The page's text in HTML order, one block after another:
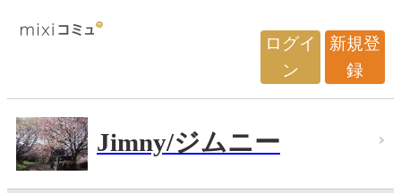
ログイ
ン
新規登
録
Jimny/ジムニー